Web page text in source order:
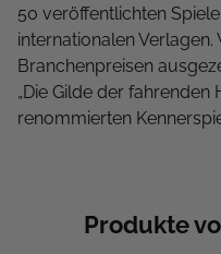
50 veröffentlichten
internationalen
Branchenpreisen
„Die Gilde der fahrenden
renommierten
Produkte